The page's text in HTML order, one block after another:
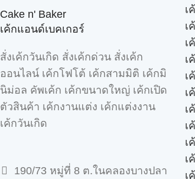
Cake n' Baker
เค้กแอนด์เบคเกอร์
สั่งเค้กวันเกิด สั่งเค้กด่วน สั่งเค้ก
ออนไลน์ เค้กโฟโต้ เค้กสามมิติ เค้กมิ
นิม่อล คัพเค้ก เค้กขนาดใหญ่ เค้กเปิด
ตัวสินค้า เค้กงานแต่ง เค้กแต่งงาน
เค้กวันเกิด
190/73 หมู่ที่ 8 ต.ในคลองบางปลา
เ
เ
เ
เ
เ
เ
เ
เ
เ
เ
เ